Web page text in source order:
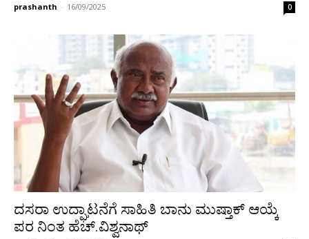
prashanth - 16/09/2025 0
ದಸರಾ ಉದ್ಘಾಟನೆಗೆ ಸಾಹಿತಿ ಬಾನು ಮುಷ್ತಾಕ್ ಆಯ್ಕೆ
ಪರ ನಿಂತ ಹೆಚ್.ವಿಶ್ವನಾಥ್